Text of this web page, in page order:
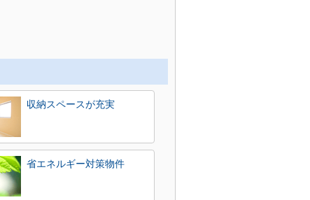
収納スペースが充実
省エネルギー対策物件